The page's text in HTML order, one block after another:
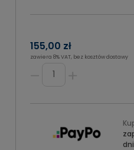
155,00 zł
zawiera 8% VAT, bez kosztów dostawy
dni